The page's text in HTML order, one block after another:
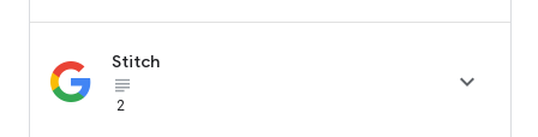
Stitch
subject_black
2
